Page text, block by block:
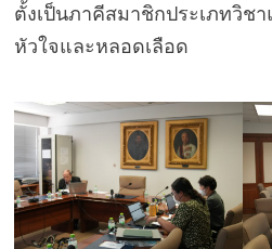
ตั้งเป็นภาคีสมาชิกประเภทวิช
หัวใจและหลอดเลือด